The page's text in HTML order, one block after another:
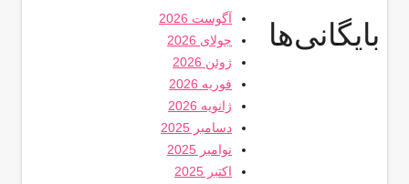
بایگانی‌ها
آگوست 2026
جولای 2026
ژوئن 2026
فوریه 2026
ژانویه 2026
دسامبر 2025
نوامبر 2025
اکتبر 2025